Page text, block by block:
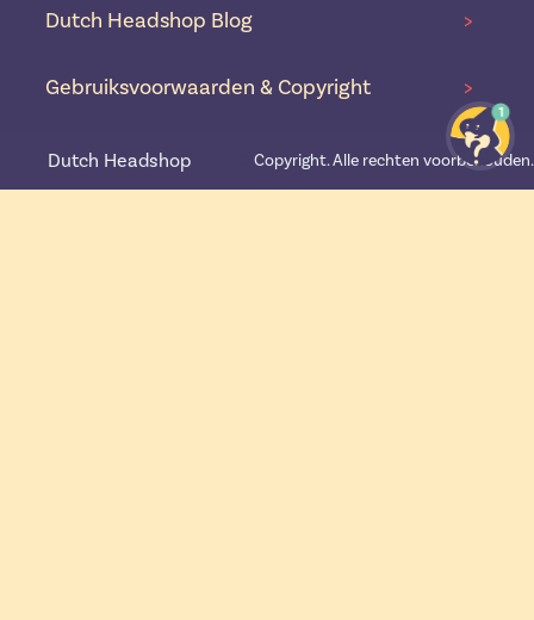
Dutch Headshop Blog >
Gebruiksvoorwaarden & Copyright >
Dutch Headshop Copyright. Alle rechten voorbehouden.
1